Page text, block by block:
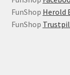
FunShop Herold
FunShop